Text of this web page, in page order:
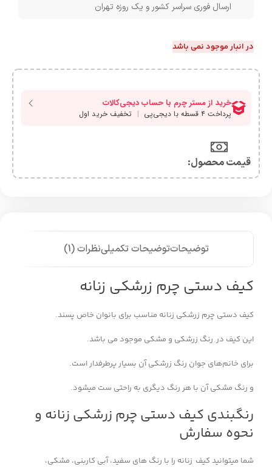
ارسال فوری سراسر کشور و یک روزه تهران
در انبار موجود نمی باشد
قیمت محصول:​
توضیحاتتوضیحات تکمیلینظرات (1)
کیف دستی چرم زرشکی زنانه
کیف دستی چرم زرشکی زنانه مناسب برای بانوان خاص پسند.
این کیف در رنگ زرشکی و مشکی موجود می باشد.
برای خانم‌های جوان رنگ زرشکی آن بسیار پرطرفدار است.
و رنگ مشکی آن با هر رنگ دیگری به راحتی ست میشود.
رنگبندی کیف دستی چرم زرشکی زنانه و
نحوه سفارش
شما میتوانید کیف زنانه را با رنگ های سفید، آبی کاربنی، مشکی،